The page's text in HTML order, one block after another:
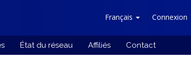
Français Connexion
État du réseau Affiliés Contact